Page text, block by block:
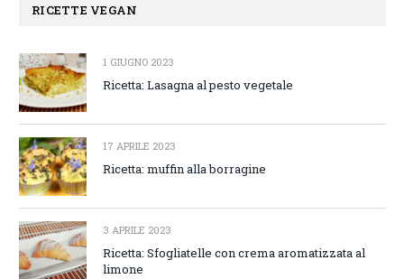
RICETTE VEGAN
1 GIUGNO 2023
Ricetta: Lasagna al pesto vegetale
17 APRILE 2023
Ricetta: muffin alla borragine
3 APRILE 2023
Ricetta: Sfogliatelle con crema aromatizzata al
limone